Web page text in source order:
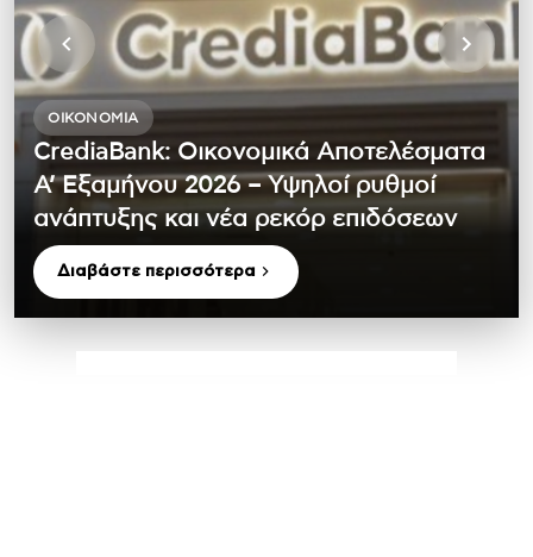
ΟΙΚΟΝΟΜΊΑ
CrediaBank: Οικονομικά Αποτελέσματα
A’ Εξαμήνου 2026 – Υψηλοί ρυθμοί
ανάπτυξης και νέα ρεκόρ επιδόσεων
Διαβάστε περισσότερα